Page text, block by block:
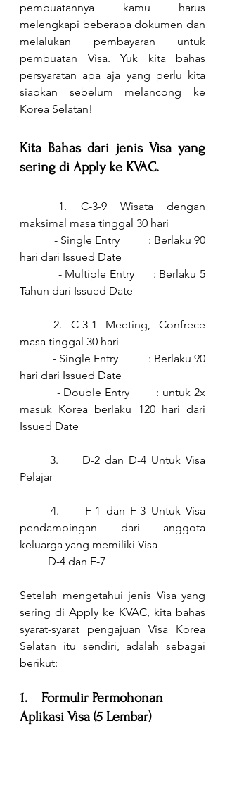
pembuatannya kamu harus
melengkapi beberapa dokumen dan
melalukan pembayaran untuk
pembuatan Visa. Yuk kita bahas
persyaratan apa aja yang perlu kita
siapkan sebelum melancong ke
Korea Selatan!
Kita Bahas dari jenis Visa yang
sering di Apply ke KVAC.
1. C-3-9 Wisata dengan
maksimal masa tinggal 30 hari
            -
Single Entry          : Berlaku 90
hari dari Issued Date
            -
Multiple Entry      : Berlaku 5
Tahun dari Issued Date
2. C-3-1 Meeting, Confrece
masa tinggal 30 hari
           -
Single Entry          : Berlaku 90
hari dari Issued Date
           -
Double Entry        : untuk 2x
masuk Korea berlaku 120 hari dari
Issued Date
Pelajar
	4.
F-1 dan F-3 Untuk Visa
pendampingan dari anggota
keluarga yang memiliki Visa
D-4 dan E-7
Setelah mengetahui jenis Visa yang
sering di Apply ke KVAC, kita bahas
syarat-syarat pengajuan Visa Korea
Selatan itu sendiri, adalah sebagai
berikut:
1.    Formulir Permohonan
Aplikasi Visa (5 Lembar)